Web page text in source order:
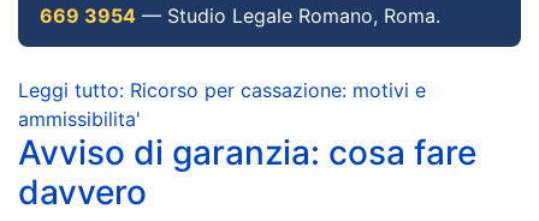
669 3954 — Studio Legale Romano, Roma.
Leggi tutto: Ricorso per cassazione: motivi e
ammissibilita'
Avviso di garanzia: cosa fare
davvero